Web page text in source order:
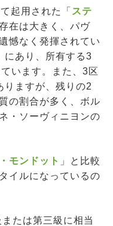
起用された「 ステ
在は大きく、パヴ
憾なく発揮されてい
にあり、所有する3
います。また、3区
りますが、残りの2
の割合が多く、ボル
・ソーヴィニヨンの
モンドット 」と比較
イルになっているの
たは第三級に相当